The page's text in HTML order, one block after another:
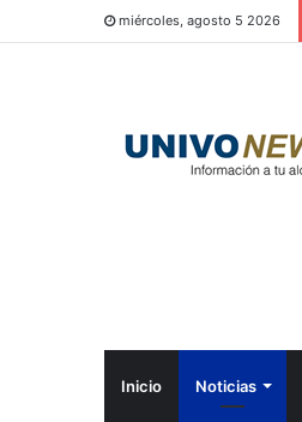
miércoles, agosto 5 2026
Inicio Noticias